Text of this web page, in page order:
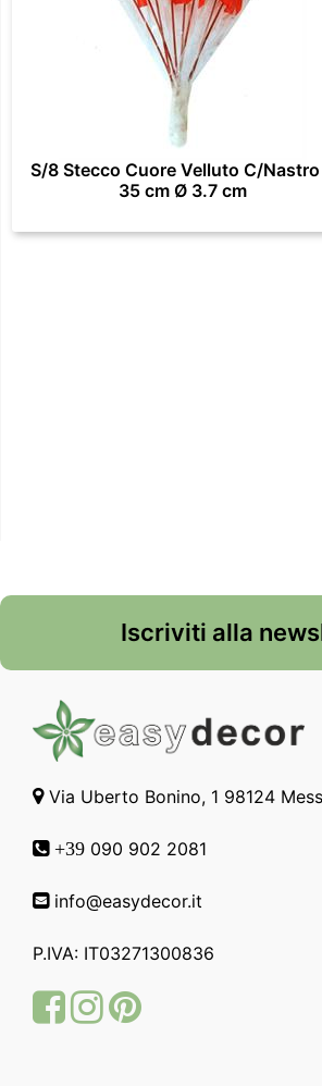
S/8 Stecco Cuore Velluto C/
35 cm Ø 3.7 cm
Iscriviti alla
Via Uberto Bonino, 1 98124
+39 090 902 2081
info@easydecor.it
P.IVA: IT03271300836
FacebookInstagram
Pinterest